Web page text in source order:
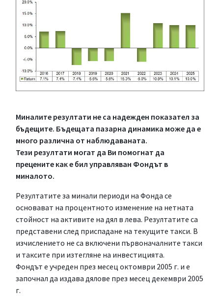
Миналите резултати не са надежден показател за
бъдещите. Бъдещата пазарна динамика може да е
много различна от наблюдаваната.
Тези резултати могат да Ви помогнат да
прецените как е бил управляван Фондът в
миналото.
Резултатите за минали периоди на Фонда се
основават на процентното изменение на нетната
стойност на активите на дял в лева. Резултатите са
представени след приспадане на текущите такси. В
изчислението не са включени първоначалните такси
и таксите при изтегляне на инвестицията.
Фондът е учреден през месец октомври 2005 г. и е
започнал да издава дялове през месец декември 2005
г.